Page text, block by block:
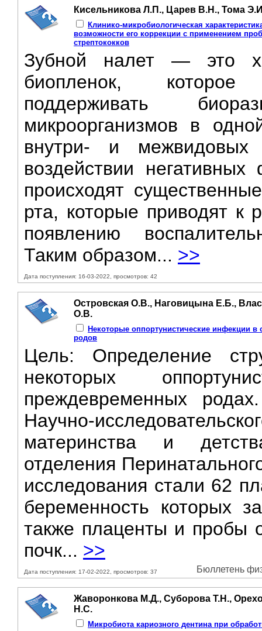
Кисельникова Л.П., Царев В.Н., Тома
Клинико-микробиологическая
возможности его коррекции с применением
стрептококков
Зубной налет — это
биопленок, которое
поддерживать
микроорганизмов в
внутри- и межвидовых
воздействии
происходят
рта, которые приводят к
появлению
Таким образом... >>
Дата поступления: 16-03-2022, просмотров: 42
Островская О.В., Наговицына Е.Б.,
О.В.
Некоторые оппортунистические инфекции
родов
Цель: Определение
некоторых
преждевременных
Научно-
материнства и
отделения
исследования стали 62
беременность которых
также плаценты и пробы
почк... >>
Дата поступления: 17-02-2022, просмотров: 37 Бюллетень
Жаворонкова М.Д., Суборова Т.Н.,
Н.С.
Микробиота кариозного дентина при